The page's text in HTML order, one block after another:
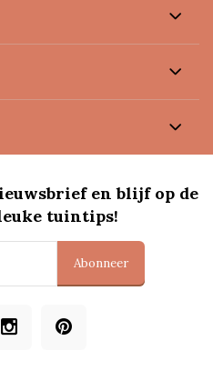
en blijf op de
tuintips!
Abonneer